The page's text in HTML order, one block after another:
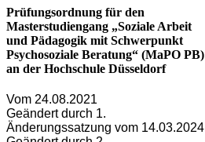
​​​​​​​​​Prüfungsordnung für den
Masterstudiengang „Soziale Arbeit
und Pädagogik mit Schwerpunkt
Psychosoziale Beratung“ (MaPO PB)
an der Hochschule Düsseldorf
Vom 24.08.2021
Geändert durch 1.
Änderungssatzung vom 14.03.2024